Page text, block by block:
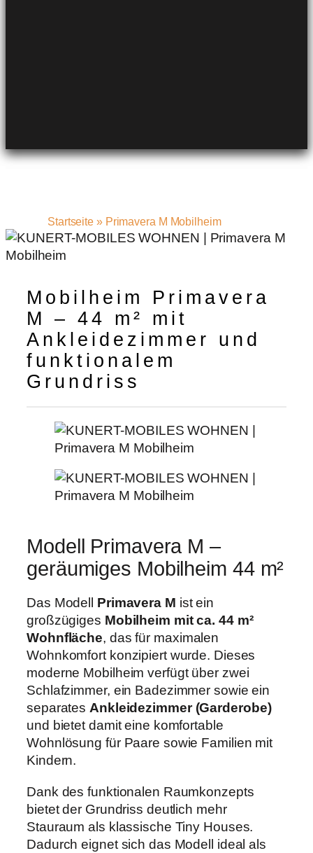
Startseite » Primavera M Mobilheim
Mobilheim Primavera
M – 44 m² mit
Ankleidezimmer und
funktionalem
Grundriss
Modell Primavera M –
geräumiges Mobilheim 44 m²
Das Modell Primavera M ist ein
großzügiges Mobilheim mit ca. 44 m²
Wohnfläche, das für maximalen
Wohnkomfort konzipiert wurde. Dieses
moderne Mobilheim verfügt über zwei
Schlafzimmer, ein Badezimmer sowie ein
separates Ankleidezimmer (Garderobe)
und bietet damit eine komfortable
Wohnlösung für Paare sowie Familien mit
Kindern.
Dank des funktionalen Raumkonzepts
bietet der Grundriss deutlich mehr
Stauraum als klassische Tiny Houses.
Dadurch eignet sich das Modell ideal als